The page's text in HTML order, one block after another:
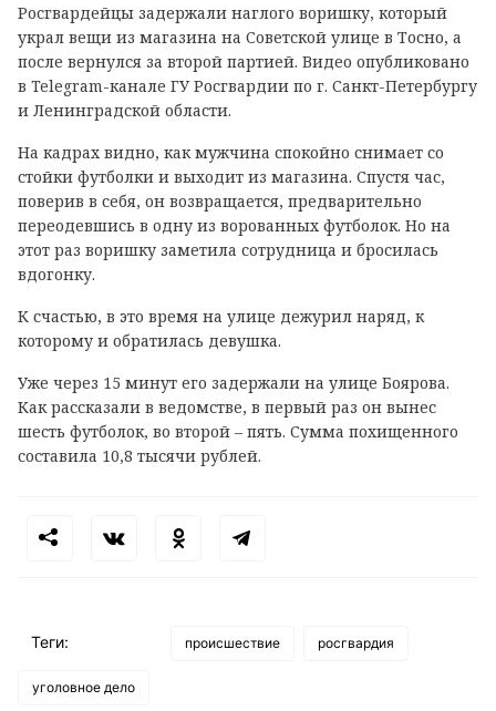
Росгвардейцы задержали наглого воришку, который
украл вещи из магазина на Советской улице в Тосно, а
после вернулся за второй партией. Видео опубликовано
в Telegram-канале ГУ Росгвардии по г. Санкт-Петербургу
и Ленинградской области.
На кадрах видно, как мужчина спокойно снимает со
стойки футболки и выходит из магазина. Спустя час,
поверив в себя, он возвращается, предварительно
переодевшись в одну из ворованных футболок. Но на
этот раз воришку заметила сотрудница и бросилась
вдогонку.
К счастью, в это время на улице дежурил наряд, к
которому и обратилась девушка.
Уже через 15 минут его задержали на улице Боярова.
Как рассказали в ведомстве, в первый раз он вынес
шесть футболок, во второй – пять. Сумма похищенного
составила 10,8 тысячи рублей.
Теги: происшествие росгвардия
уголовное дело